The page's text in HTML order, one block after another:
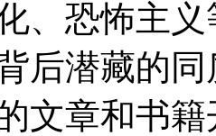
、恐怖主
后潜藏的
文章和书